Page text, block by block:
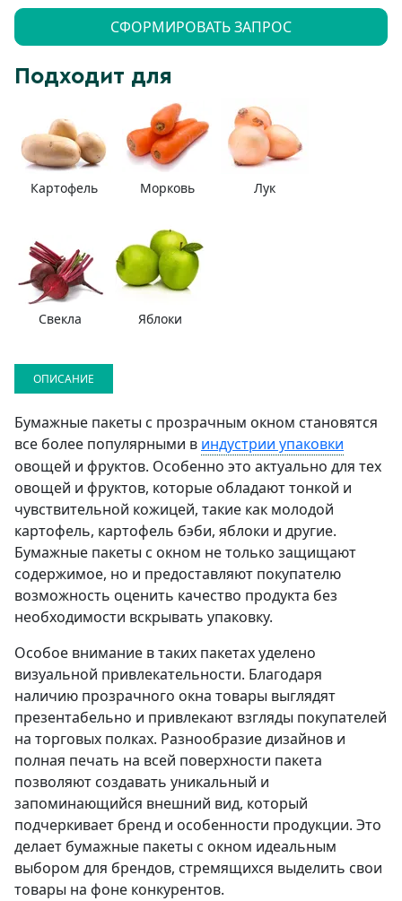
СФОРМИРОВАТЬ ЗАПРОС
Подходит для
Картофель Морковь Лук
Свекла Яблоки
ОПИСАНИЕ
Бумажные пакеты с прозрачным окном становятся
все более популярными в индустрии упаковки
овощей и фруктов. Особенно это актуально для тех
овощей и фруктов, которые обладают тонкой и
чувствительной кожицей, такие как молодой
картофель, картофель бэби, яблоки и другие.
Бумажные пакеты с окном не только защищают
содержимое, но и предоставляют покупателю
возможность оценить качество продукта без
необходимости вскрывать упаковку.
Особое внимание в таких пакетах уделено
визуальной привлекательности. Благодаря
наличию прозрачного окна товары выглядят
презентабельно и привлекают взгляды покупателей
на торговых полках. Разнообразие дизайнов и
полная печать на всей поверхности пакета
позволяют создавать уникальный и
запоминающийся внешний вид, который
подчеркивает бренд и особенности продукции. Это
делает бумажные пакеты с окном идеальным
выбором для брендов, стремящихся выделить свои
товары на фоне конкурентов.